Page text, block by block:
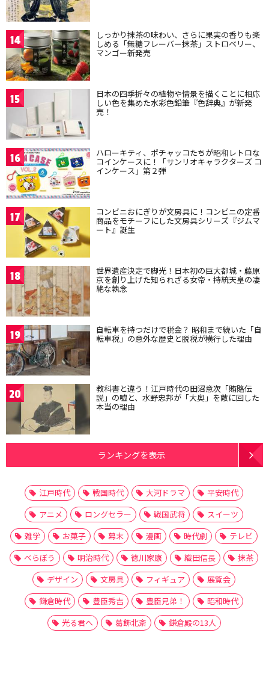
14 しっかり抹茶の味わい、さらに果実の香りも楽
しめる「無糖フレーバー抹茶」ストロベリー、
マンゴー新発売
15 日本の四季折々の植物や情景を描くことに相応
しい色を集めた水彩色鉛筆『色辞典』が新発
売！
16 ハローキティ、ポチャッコたちが昭和レトロな
コインケースに！「サンリオキャラクターズ コ
インケース」第２弾
17 コンビニおにぎりが文房具に！コンビニの定番
商品をモチーフにした文房具シリーズ『ジムマ
ート』誕生
18 世界遺産決定で脚光！日本初の巨大都城・藤原
京を創り上げた知られざる女帝・持統天皇の凄
絶な執念
19 自転車を持つだけで税金？ 昭和まで続いた「自
転車税」の意外な歴史と脱税が横行した理由
20 教科書と違う！江戸時代の田沼意次「賄賂伝
説」の嘘と、水野忠邦が「大奥」を敵に回した
本当の理由
ランキングを表示
江戸時代 戦国時代 大河ドラマ
平安時代
アニメ
ロングセラー 戦国武将
スイーツ
雑学
お菓子 幕末 漫画 時代劇
テレビ
べらぼう
明治時代 徳川家康 織田信長
抹茶
デザイン
文房具 フィギュア
展覧会
鎌倉時代
豊臣秀吉 豊臣兄弟！
昭和時代
光る君へ
葛飾北斎 鎌倉殿の13人